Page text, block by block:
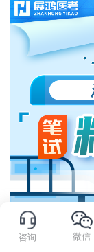
咨询 微信